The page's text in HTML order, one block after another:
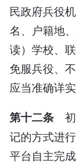
民政府兵役
名、户籍地
读）学校、
免服兵役、
应当准确详实
第十二条
记的方式进
平台自主完